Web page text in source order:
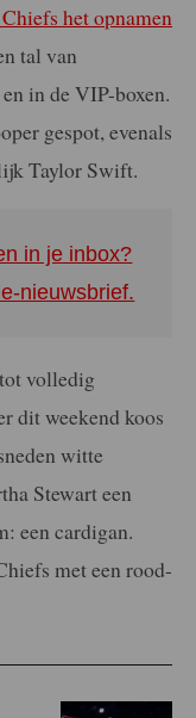
het opnamen
tal van
in de VIP-boxen.
gespot, evenals
Taylor Swift.
in je inbox?
nieuwsbrief.
volledig
dit weekend koos
witte
Stewart een
een cardigan.
met een rood-